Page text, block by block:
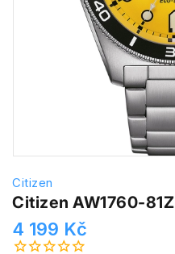
Citizen
Citizen AW1760-81Z
4 199 Kč